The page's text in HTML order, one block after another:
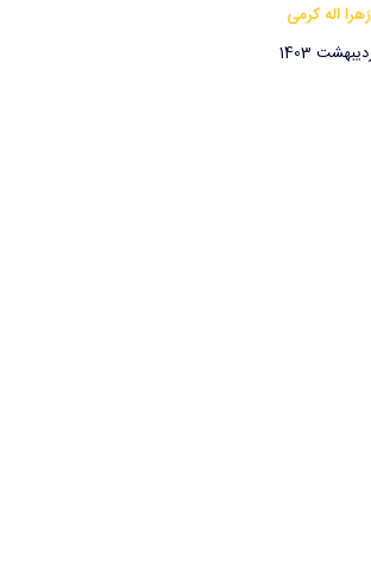
زهرا اله کرمی
1403